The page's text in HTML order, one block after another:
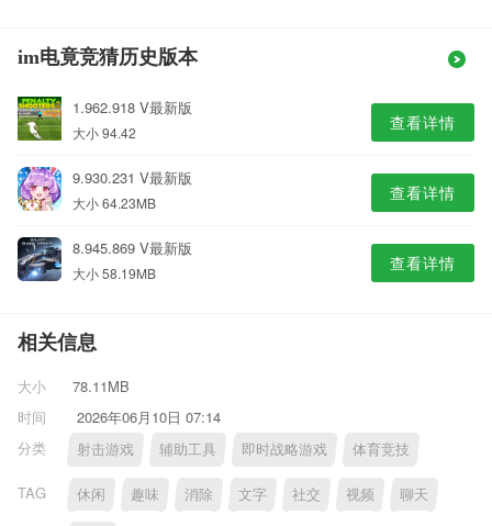
im电竟竞猜历史版本
1.962.918 V最新版
大小 94.42 查看详情
9.930.231 V最新版
大小 64.23MB 查看详情
8.945.869 V最新版
大小 58.19MB 查看详情
相关信息
大小
78.11MB
时间
2026年06月10日 07:14
分类
射击游戏 辅助工具 即时战略游戏 体育竞技
TAG 休闲 趣味 消除 文字 社交 视频 聊天